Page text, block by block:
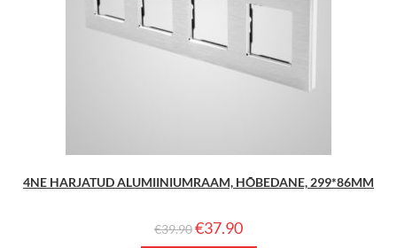
4NE HARJATUD ALUMIINIUMRAAM, HÕBEDANE, 299*86MM
€39.90€37.90